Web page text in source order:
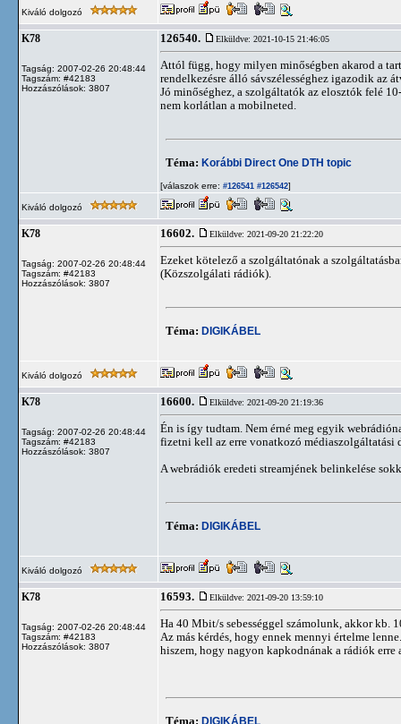
Kiváló dolgozó
K78
Tagság: 2007-02-26 20:48:44
Tagszám: #42183
Hozzászólások: 3807
126540. Elküldve: 2021-10-15 21:46:05
Attól függ, hogy milyen minőségben akarod a
rendelkezésre álló sávszélességhez igazodik az
Jó minőséghez, a szolgáltatók az elosztók felé
nem korlátlan a mobilneted.
Téma: Korábbi Direct One DTH topic
[válaszok erre: #126541 #126542]
Kiváló dolgozó
K78
Tagság: 2007-02-26 20:48:44
Tagszám: #42183
Hozzászólások: 3807
16602. Elküldve: 2021-09-20 21:22:20
Ezeket kötelező a szolgáltatónak a
(Közszolgálati rádiók).
Téma: DIGIKÁBEL
Kiváló dolgozó
K78
Tagság: 2007-02-26 20:48:44
Tagszám: #42183
Hozzászólások: 3807
16600. Elküldve: 2021-09-20 21:19:36
Én is így tudtam. Nem érné meg egyik
fizetni kell az erre vonatkozó médiaszolgáltatási
A webrádiók eredeti streamjének belinkelése
Téma: DIGIKÁBEL
Kiváló dolgozó
K78
Tagság: 2007-02-26 20:48:44
Tagszám: #42183
Hozzászólások: 3807
16593. Elküldve: 2021-09-20 13:59:10
Ha 40 Mbit/s sebességgel számolunk, akkor kb.
Az más kérdés, hogy ennek mennyi értelme
hiszem, hogy nagyon kapkodnának a rádiók erre
Téma: DIGIKÁBEL